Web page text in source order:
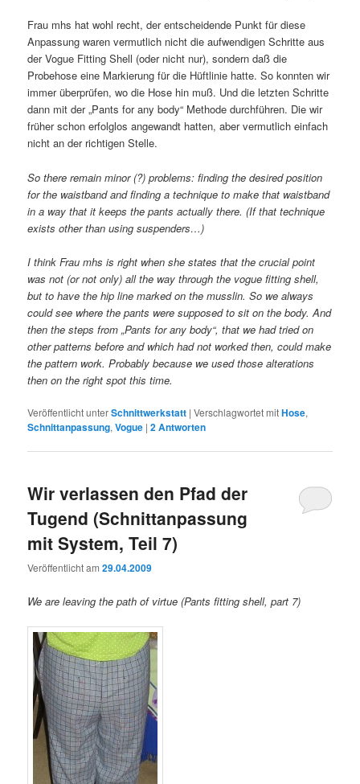
Frau mhs hat wohl recht, der entscheidende Punkt für diese
Anpassung waren vermutlich nicht die aufwendigen Schritte aus
der Vogue Fitting Shell (oder nicht nur), sondern daß die
Probehose eine Markierung für die Hüftlinie hatte. So konnten wir
immer überprüfen, wo die Hose hin muß. Und die letzten Schritte
dann mit der „Pants for any body“ Methode durchführen. Die wir
früher schon erfolglos angewandt hatten, aber vermutlich einfach
nicht an der richtigen Stelle.
So there remain minor (?) problems: finding the desired position
for the waistband and finding a technique to make that waistband
in a way that it keeps the pants actually there. (If that technique
exists other than using suspenders…)
I think Frau mhs is right when she states that the crucial point
was not (or not only) all the way through the vogue fitting shell,
but to have the hip line marked on the musslin. So we always
could see where the pants were supposed to sit on the body. And
then the steps from „Pants for any body“, that we had tried on
other patterns before and which had not worked then, could make
the pattern work. Probably because we used those alterations
then on the right spot this time.
Veröffentlicht unterSchnittwerkstatt |Verschlagwortet mitHose,
Schnittanpassung,Vogue |2Antworten
Wir verlassen den Pfad der
Tugend (Schnittanpassung
mit System, Teil 7)
Veröffentlicht am29.04.2009
We are leaving the path of virtue (Pants fitting shell, part 7)